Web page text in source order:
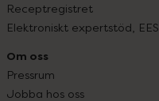
Receptregistret
Elektroniskt expertstöd, EES
Om oss
Pressrum
Jobba hos oss